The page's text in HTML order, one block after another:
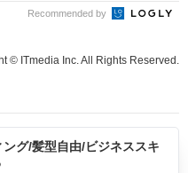
Recommended by
© ITmedia Inc. All Rights Reserved.
グ/髪型自由/ビジネススキ